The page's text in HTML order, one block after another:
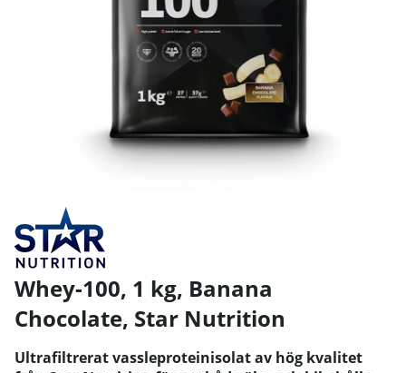
Whey-100, 1 kg, Banana
Chocolate, Star Nutrition
Ultrafiltrerat vassleproteinisolat av hög kvalitet